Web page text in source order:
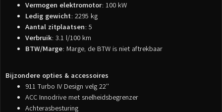
Vermogen elektromotor: 100 kW
Ledig gewicht: 2295 kg
Aantal zitplaatsen: 5
Verbruik: 3.1 l/100 km
BTW/Marge: Marge, de BTW is niet aftrekbaar
Bijzondere opties & accessoires
911 Turbo IV Design velg 22''
ACC Innodrive met snelheidsbegrenzer
Achterasbesturing